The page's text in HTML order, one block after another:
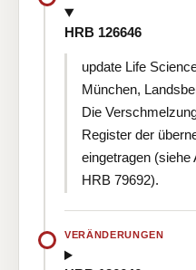
HRB 126646
update Life
München,
Die
Register der
eingetragen
HRB 79692).
VERÄNDERUNGEN